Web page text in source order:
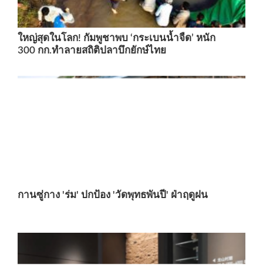
ใหญ่สุดในโลก! กัมพูชาพบ ‘กระเบนน้ำจืด’ หนัก
300 กก.ทำลายสถิติปลาบึกยักษ์ไทย
กานซู่กาง 'ร่ม' ปกป้อง 'วัดพุทธพันปี' ฝ่าฤดูฝน